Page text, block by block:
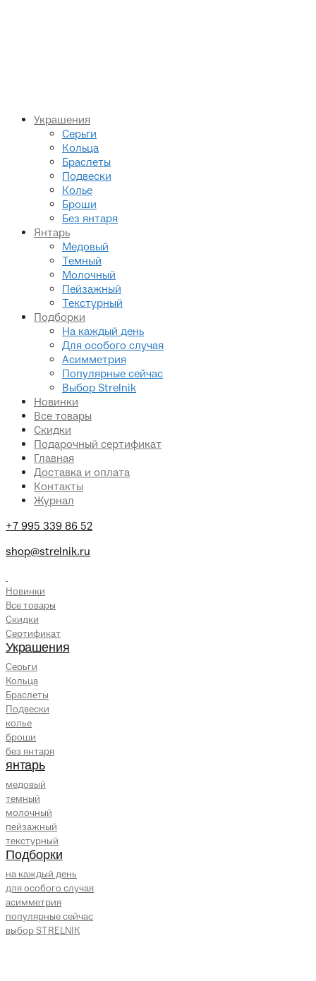
Украшения
Серьги
Кольца
Браслеты
Подвески
Колье
Броши
Без янтаря
Янтарь
Медовый
Темный
Молочный
Пейзажный
Текстурный
Подборки
На каждый день
Для особого случая
Асимметрия
Популярные сейчас
Выбор Strelnik
Новинки
Все товары
Скидки
Подарочный сертификат
Главная
Доставка и оплата
Контакты
Журнал
+7 995 339 86 52
shop@strelnik.ru
Новинки
Все товары
Скидки
Сертификат
Украшения
Серьги
Кольца
Браслеты
Подвески
колье
броши
без янтаря
янтарь
медовый
темный
молочный
пейзажный
текстурный
Подборки
на каждый день
для особого случая
асимметрия
популярные сейчас
выбор STRELNIK